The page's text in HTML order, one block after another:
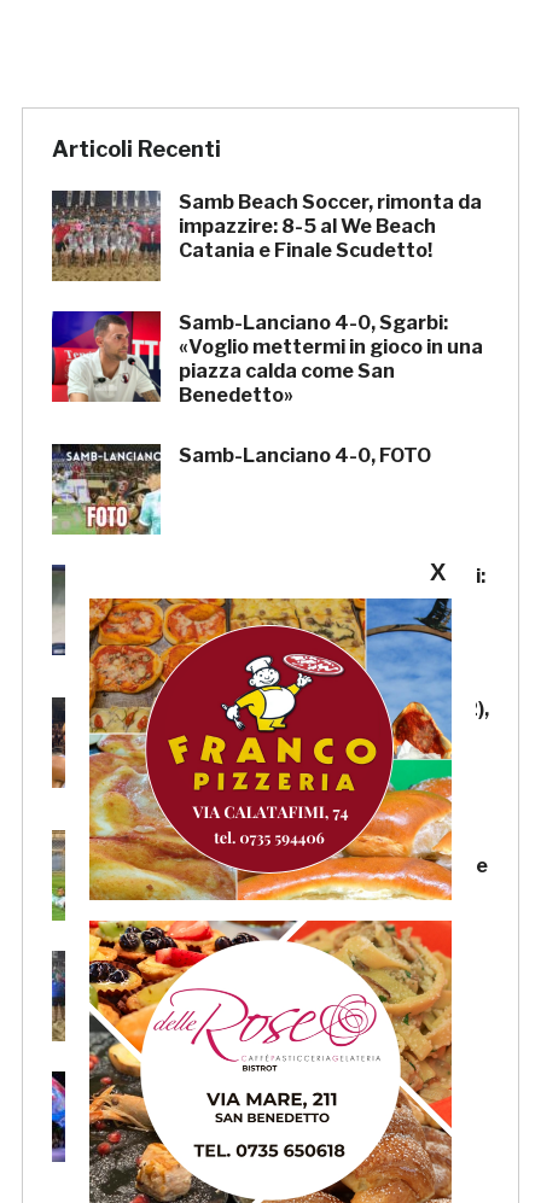
Articoli Recenti
Samb Beach Soccer, rimonta da
impazzire: 8-5 al We Beach
Catania e Finale Scudetto!
Samb-Lanciano 4-0, Sgarbi:
«Voglio mettermi in gioco in una
piazza calda come San
Benedetto»
Samb-Lanciano 4-0, FOTO
Samb-Lanciano 4-0, Pierantoni:
«Samb ben organizzata,
Boscaglia è un maestro di
tattica»
Samb-Lanciano 4-0: Faggioli (2),
Candellori e Perrotta in gol
nell’ultima amichevole.
CRONACA
Samb-Lanciano 4-0: in gol
Faggioli (doppietta), Candellori e
Perrotta. LA CRONACA
La Samb Beach Soccer batte
Milano 9-3 e va in Semifinale
Scudetto!
Samb, Boscaglia: «Senza voi
tifosi non saremmo nulla.
Promettiamo lavoro e maglia
sudata»
X